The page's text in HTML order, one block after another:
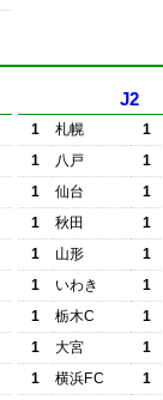
J2
1 札幌
1
1
八戸
1
1
仙台
1
1
秋田
1
1
山形
1
1
いわき
1
1
栃木C
1
1
大宮
1
1
横浜FC
1